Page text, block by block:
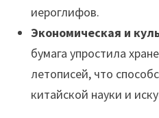
иероглифов.
Экономическая и
бумага упростила
летописей, что
китайской науки и